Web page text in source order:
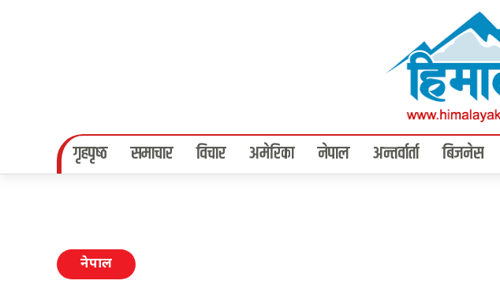
गृहपृष्‍ठ समाचार विचार अमेरिका नेपाल अन्तर्वार्ता बिजनेस
नेपाल